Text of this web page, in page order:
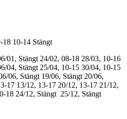
18 10-14 Stängt
01, Stängt 24/02, 08-18 28/03, 10-16
04, Stängt 25/04, 10-15 30/04, 10-15
06, Stängt 19/06, Stängt 20/06,
17 13/12, 13-17 20/12, 13-17 21/12,
18 24/12, Stängt 25/12, Stängt